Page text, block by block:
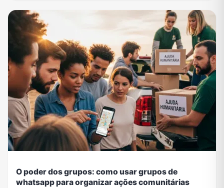
O poder dos grupos: como usar grupos de
whatsapp para organizar ações comunitárias